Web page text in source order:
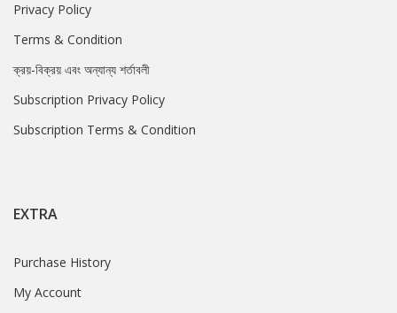
Privacy Policy
Terms & Condition
ক্রয়-বিক্রয় এবং অন্যান্য শর্তাবলী
Subscription Privacy Policy
Subscription Terms & Condition
EXTRA
Purchase History
My Account